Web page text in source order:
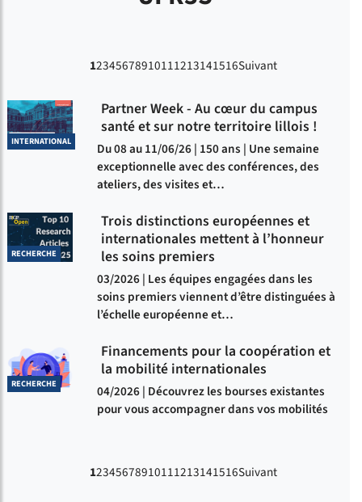
12345678910111213141516Suivant
INTERNATIONAL
Partner Week - Au cœur du campus
santé et sur notre territoire lillois !
Du 08 au 11/06/26 | 150 ans | Une semaine
exceptionnelle avec des conférences, des
ateliers, des visites et…
RECHERCHE
Trois distinctions européennes et
internationales mettent à l’honneur
les soins premiers
03/2026 | Les équipes engagées dans les
soins premiers viennent d’être distinguées à
l’échelle européenne et…
RECHERCHE
Financements pour la coopération et
la mobilité internationales
04/2026 | Découvrez les bourses existantes
pour vous accompagner dans vos mobilités
12345678910111213141516Suivant